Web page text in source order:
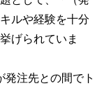
ルや経験を十分
げられていま
注先との間でト